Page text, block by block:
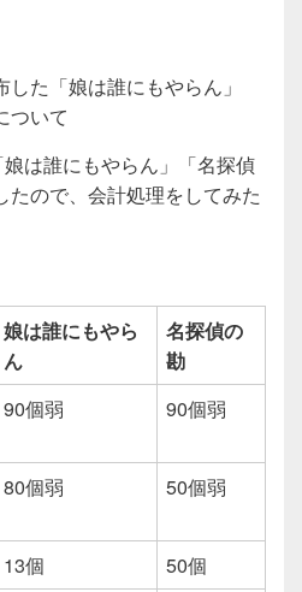
た「娘は誰にもやらん」
ついて
は誰にもやらん」「名探偵
たので、会計処理をしてみた
娘は誰にもやら
ん
名探偵の
勘
90個弱 90個弱
80個弱 50個弱
13個
50個